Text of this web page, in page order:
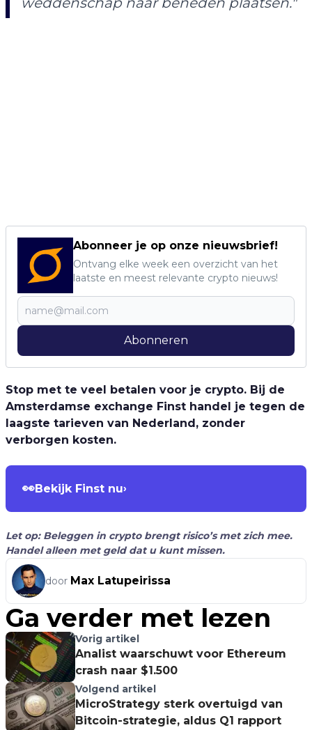
Abonneer je op onze nieuwsbrief!
Ontvang elke week een overzicht van het
laatste en meest relevante crypto nieuws!
Abonneren
Stop met te veel betalen voor je crypto. Bij de
Amsterdamse exchange Finst handel je tegen de
laagste tarieven van Nederland, zonder
verborgen kosten.
👀Bekijk Finst nu›
Let op: Beleggen in crypto brengt risico’s met zich mee.
Handel alleen met geld dat u kunt missen.
door Max Latupeirissa
Ga verder met lezen
Vorig artikel
Analist waarschuwt voor Ethereum
crash naar $1.500
Volgend artikel
MicroStrategy sterk overtuigd van
Bitcoin-strategie, aldus Q1 rapport